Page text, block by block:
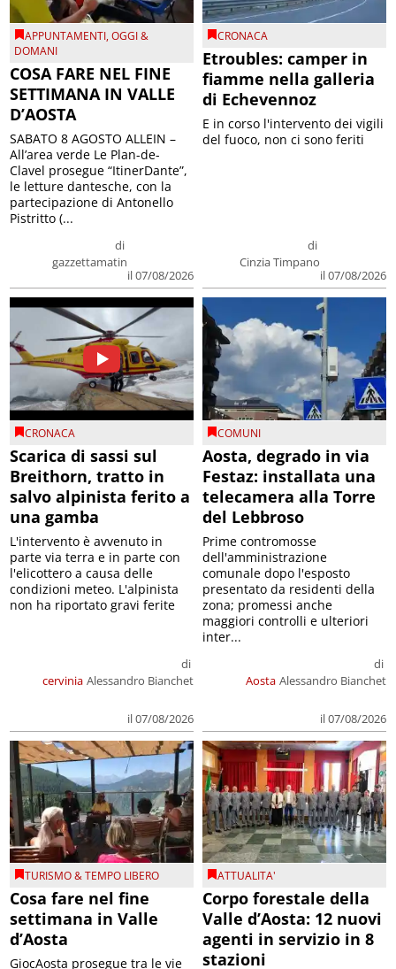
APPUNTAMENTI,OGGI &
DOMANI
COSA FARE NEL FINE
SETTIMANA IN VALLE
D’AOSTA
di
gazzettamatin
il 07/08/2026
SABATO 8 AGOSTO ALLEIN –
All’area verde Le Plan-de-
Clavel prosegue “ItinerDante”,
le letture dantesche, con la
partecipazione di Antonello
Pistritto (...
CRONACA
Etroubles: camper in
fiamme nella galleria
di Echevennoz
di
Cinzia Timpano
il 07/08/2026
E in corso l'intervento dei vigili
del fuoco, non ci sono feriti
CRONACA
Scarica di sassi sul
Breithorn, tratto in
salvo alpinista ferito a
una gamba
cervinia
di
Alessandro Bianchet
il 07/08/2026
L'intervento è avvenuto in
parte via terra e in parte con
l'elicottero a causa delle
condizioni meteo. L'alpinista
non ha riportato gravi ferite
COMUNI
Aosta, degrado in via
Festaz: installata una
telecamera alla Torre
del Lebbroso
Aosta
di
Alessandro Bianchet
il 07/08/2026
Prime contromosse
dell'amministrazione
comunale dopo l'esposto
presentato da residenti della
zona; promessi anche
maggiori controlli e ulteriori
inter...
TURISMO & TEMPO LIBERO
Cosa fare nel fine
settimana in Valle
d’Aosta
GiocAosta prosegue tra le vie
ATTUALITA'
Corpo forestale della
Valle d’Aosta: 12 nuovi
agenti in servizio in 8
stazioni